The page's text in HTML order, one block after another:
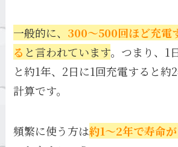
一般的に、 300〜500回ほど充電
る と言われています。つまり、1
と約1年、2日に1回充電すると約
計算です。
頻繁に使う方は約1〜2年で寿命